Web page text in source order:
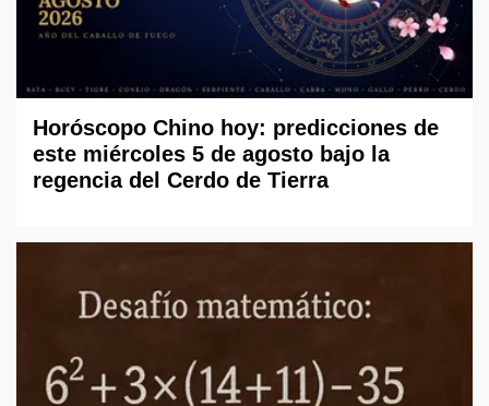
Horóscopo Chino hoy: predicciones de
este miércoles 5 de agosto bajo la
regencia del Cerdo de Tierra